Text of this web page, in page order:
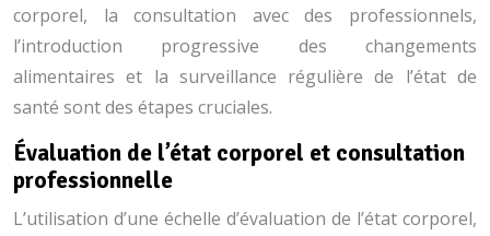
corporel, la consultation avec des professionnels,
l’introduction progressive des changements
alimentaires et la surveillance régulière de l’état de
santé sont des étapes cruciales.
Évaluation de l’état corporel et consultation
professionnelle
L’utilisation d’une échelle d’évaluation de l’état corporel,